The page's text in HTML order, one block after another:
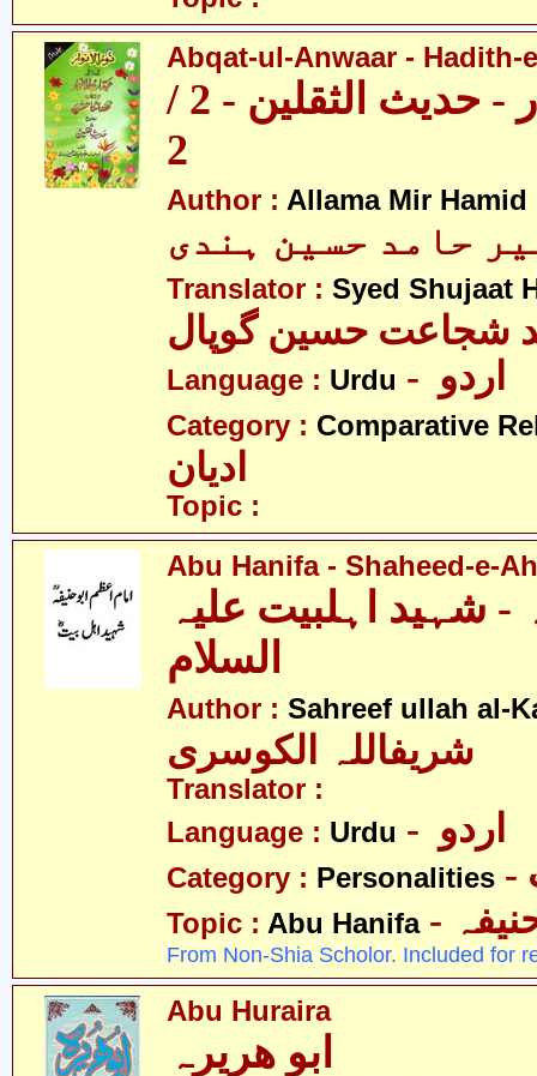
Abqat-ul-Anwaar - Hadith-
عبقات الانوار - حدیث الثقلین - 2 /
2
Author : Allama Mir
حامد حسین ہندی
Translator : Syed Shujaat
Language : Urdu
Category : Comparative
ادیان
Topic :
Abu Hanifa - Shaheed-e-
- شہید اہلبیت علیہ
السلام
Author : Sahreef ullah al-
شریفاللہ الکوسری
Translator :
Language : Urdu
Category : Personalities
Topic : Abu Hanifa
From Non-Shia Scholor. Included for
Abu Huraira